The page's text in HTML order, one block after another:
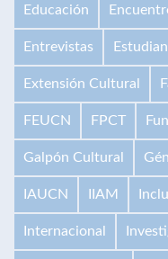
Educación
Entrevistas
Extensión Cultural
FEUCN FPCT
Galpón Cultural
IAUCN IIAM
Internacional